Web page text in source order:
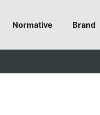
Normative Brand